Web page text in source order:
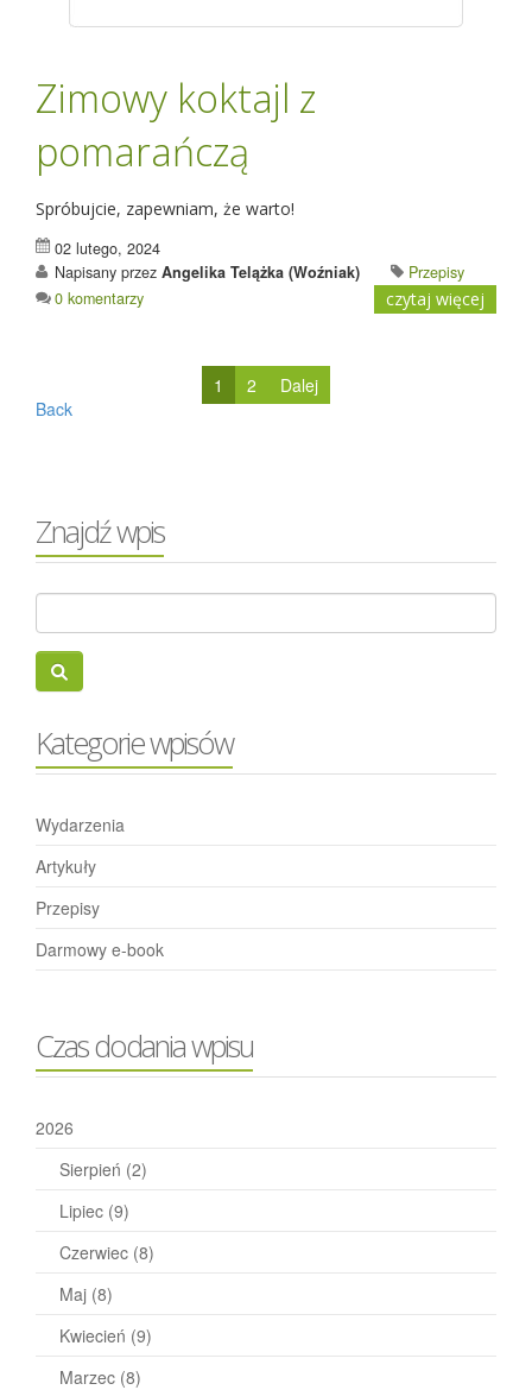
Zimowy koktajl z
pomarańczą
Spróbujcie, zapewniam, że warto!
02 lutego, 2024
Napisany przez Angelika Telążka (Woźniak)
Przepisy
0 komentarzy
czytaj więcej
1 2
Dalej
Back
Znajdź wpis
Kategorie wpisów
Wydarzenia
Artykuły
Przepisy
Darmowy e-book
Czas dodania wpisu
2026
Sierpień (2)
Lipiec (9)
Czerwiec (8)
Maj (8)
Kwiecień (9)
Marzec (8)